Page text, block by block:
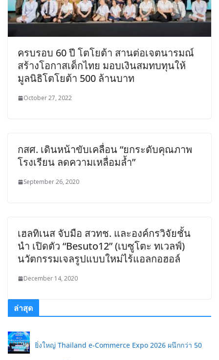
ครบรอบ 60 ปี โตโยต้า สานต่อเจตนารมณ์
สร้างโอกาสเด็กไทย มอบเงินสมทบทุนให้
มูลนิธิโตโยต้า 500 ล้านบาท
October 27, 2022
กสศ. เดินหน้าขับเคลื่อน “ยกระดับคุณภาพ
โรงเรียน ลดความเหลื่อมล้ำ”
September 26, 2020
เฮลทิเนส จับมือ สวทช. และองค์กรวิจัยชั้น
นำ เปิดตัว “Besuto12” (เบซูโตะ ทเวลฟ์)
นวัตกรรมเจลรูปแบบใหม่ไร้แอลกอฮอล์
December 14, 2020
ล่าสุด
ยิ่งใหญ่ Thailand e-Commerce Expo 2026 ผนึกกว่า 50